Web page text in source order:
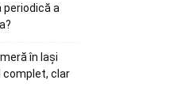
periodică a
în Iași
complet, clar